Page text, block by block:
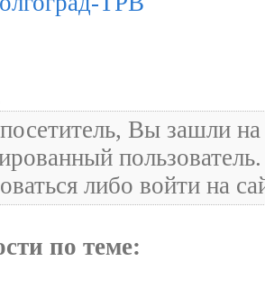
Вы зашли на
либо войти на
по теме: